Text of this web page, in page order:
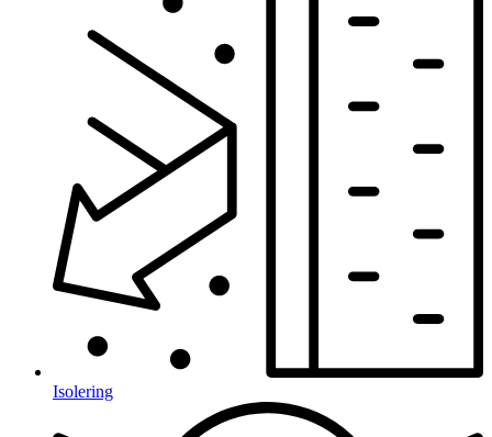
Isolering